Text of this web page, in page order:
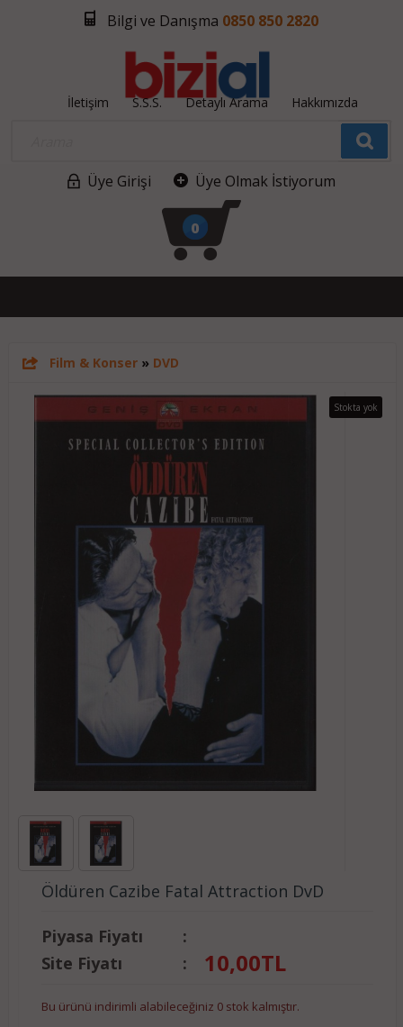
Bilgi ve Danışma 0850 850 2820
İletişim S.S.S. Detaylı Arama Hakkımızda
Üye Girişi Üye Olmak İstiyorum
0
Film & Konser» DVD
Stokta yok
Öldüren Cazibe Fatal Attraction DvD
Piyasa Fiyatı
:
Site Fiyatı
: 10,00TL
Bu ürünü indirimli alabileceğiniz 0 stok kalmıştır.